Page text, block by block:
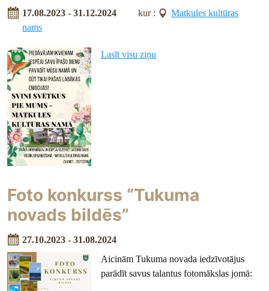
17.08.2023 - 31.12.2024 kur :
Matkules kultūras
nams
Lasīt visu ziņu
Foto konkurss “Tukuma
novads bildēs”
27.10.2023 - 31.08.2024
Aicinām Tukuma novada iedzīvotājus
parādīt savus talantus fotomākslas jomā: